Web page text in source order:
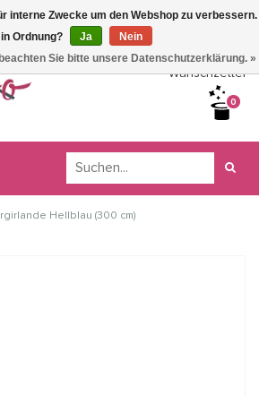
daher können Sie derzeit nicht
bestellen.
Wunschzettel
0
Hellblau (300 cm)
interne Zwecke um den Webshop zu verbessern.
Ordnung?
Ja
Nein
Sie bitte unsere Datenschutzerklärung. »